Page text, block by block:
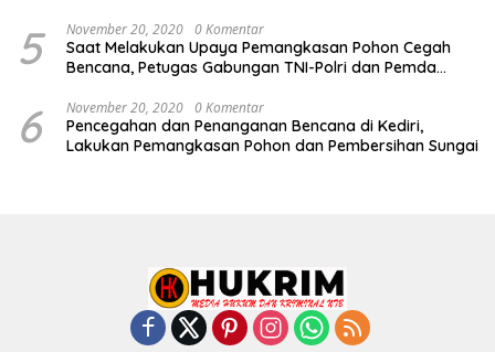
5 November 20, 2020 0 Komentar
Saat Melakukan Upaya Pemangkasan Pohon Cegah
Bencana, Petugas Gabungan TNI-Polri dan Pemda
6 November 20, 2020 0 Komentar
Pencegahan dan Penanganan Bencana di Kediri,
Lakukan Pemangkasan Pohon dan Pembersihan Sungai